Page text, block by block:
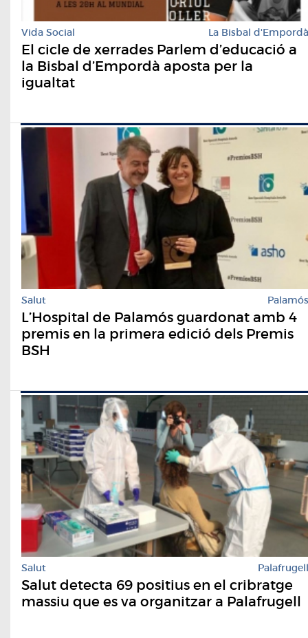
Vida Social La Bisbal d'Empordà
El cicle de xerrades Parlem d’educació a
la Bisbal d’Empordà aposta per la
igualtat
Salut Palamós
L’Hospital de Palamós guardonat amb 4
premis en la primera edició dels Premis
BSH
Salut Palafrugell
Salut detecta 69 positius en el cribratge
massiu que es va organitzar a Palafrugell